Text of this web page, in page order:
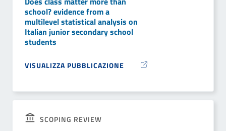
school? evidence from a
multilevel statistical analysis on
Italian junior secondary school
students
VISUALIZZA PUBBLICAZIONE
SCOPING REVIEW